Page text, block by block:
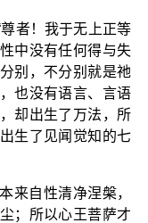
者！我于无上正等
中没有任何得与失
别，不分别就是祂
也没有语言、言语
却出生了万法，所
生了见闻觉知的七
来自性清净涅槃，
；所以心王菩萨才